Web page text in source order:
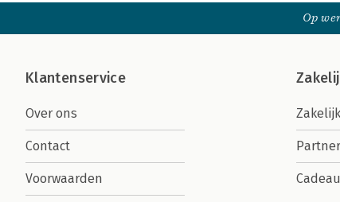
Op
Klantenservice
Over ons
Contact
Voorwaarden